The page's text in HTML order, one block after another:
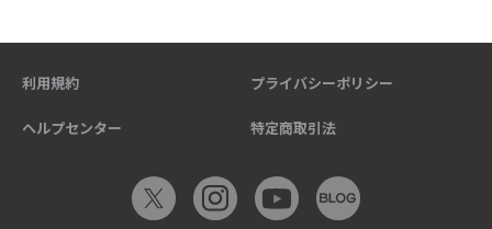
利用規約 プライバシーポリシー
ヘルプセンター 特定商取引法